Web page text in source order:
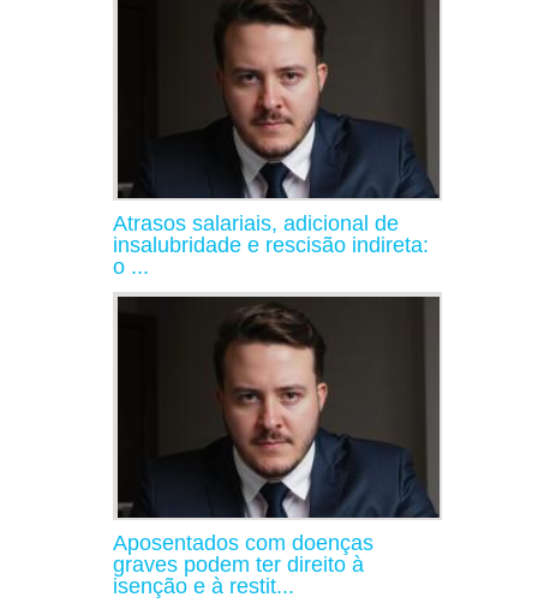
Atrasos salariais, adicional de
insalubridade e rescisão indireta:
o ...
Aposentados com doenças
graves podem ter direito à
isenção e à restit...